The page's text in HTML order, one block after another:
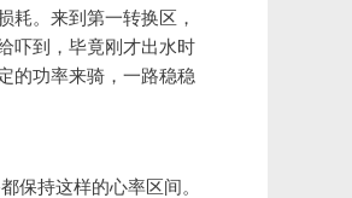
耗。来到第一转换区，
吓到，毕竟刚才出水时
的功率来骑，一路稳稳
保持这样的心率区间。